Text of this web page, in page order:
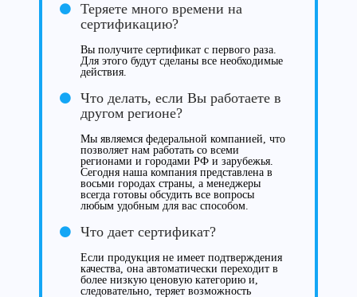
Теряете много времени на
сертификацию?
Вы получите сертификат с первого раза.
Для этого будут сделаны все необходимые
действия.
Что делать, если Вы работаете в
другом регионе?
Мы являемся федеральной компанией, что
позволяет нам работать со всеми
регионами и городами РФ и зарубежья.
Сегодня наша компания представлена в
восьми городах страны, а менеджеры
всегда готовы обсудить все вопросы
любым удобным для вас способом.
Что дает сертификат?
Если продукция не имеет подтверждения
качества, она автоматически переходит в
более низкую ценовую категорию и,
следовательно, теряет возможность